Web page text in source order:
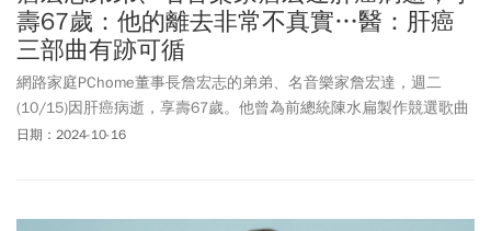
壽67歲：他的離去非常不真實…醫：肝癌
三部曲有跡可循
網路家庭PChome董事長詹宏志的弟弟、名音樂家詹宏達，週二
(10/15)因肝癌病逝，享壽67歲。他曾為前總統陳水扁製作競選歌曲
「春天的花蕊」，詹宏志在臉書上發文和弟弟間的感情和成長點
日期：2024-10-16